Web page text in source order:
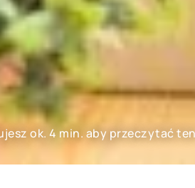
ok. 4 min. aby przeczytać